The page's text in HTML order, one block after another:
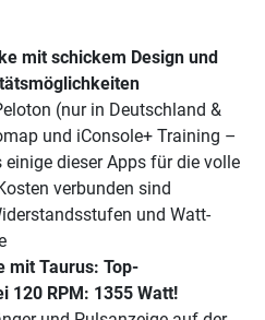
mit schickem Design und
(nur in Deutschland &
und iConsole+ Training –
einige dieser Apps für die volle
verbunden sind
und Watt-
mit Taurus: Top-
120 RPM: 1355 Watt!